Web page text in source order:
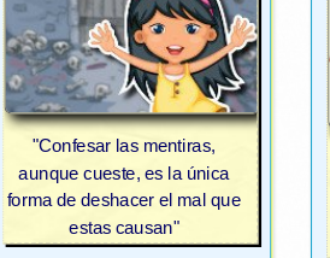
"Confesar las mentiras,
aunque cueste, es la única
forma de deshacer el mal que
estas causan"